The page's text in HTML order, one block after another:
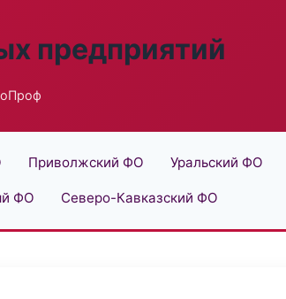
предприятий
Приволжский ФО Уральский ФО
ФО Северо-Кавказский ФО